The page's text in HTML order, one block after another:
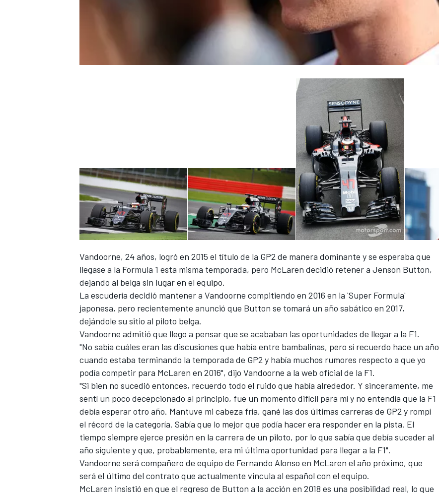
Vandoorne, 24 años, logró en 2015 el título de la GP2 de manera dominante y se esperaba que
llegase a la Formula 1 esta misma temporada, pero McLaren decidió retener a Jenson Button,
dejando al belga sin lugar en el equipo.
La escudería decidió mantener a Vandoorne compitiendo en 2016 en la 'Super Formula'
japonesa, pero recientemente anunció que Button se tomará un año sabático en 2017,
dejándole su sitio al piloto belga.
Vandoorne admitió que llego a pensar que se acababan las oportunidades de llegar a la F1.
"No sabía cuáles eran las discusiones que había entre bambalinas, pero sí recuerdo hace un año
cuando estaba terminando la temporada de GP2 y había muchos rumores respecto a que yo
podía competir para McLaren en 2016", dijo Vandoorne a la web oficial de la F1.
"Si bien no sucedió entonces, recuerdo todo el ruido que había alrededor. Y sinceramente, me
sentí un poco decepcionado al principio, fue un momento difícil para mí y no entendía que la F1
debía esperar otro año. Mantuve mi cabeza fría, gané las dos últimas carreras de GP2 y rompí
el récord de la categoría. Sabía que lo mejor que podía hacer era responder en la pista. El
tiempo siempre ejerce presión en la carrera de un piloto, por lo que sabía que debía suceder al
año siguiente y que, probablemente, era mi última oportunidad para llegar a la F1".
Vandoorne será compañero de equipo de Fernando Alonso en McLaren el año próximo, que
será el último del contrato que actualmente vincula al español con el equipo.
McLaren insistió en que el regreso de Button a la acción en 2018 es una posibilidad real, lo que